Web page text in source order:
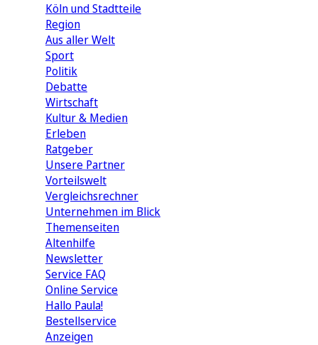
Köln und Stadtteile
Region
Aus aller Welt
Sport
Politik
Debatte
Wirtschaft
Kultur & Medien
Erleben
Ratgeber
Unsere Partner
Vorteilswelt
Vergleichsrechner
Unternehmen im Blick
Themenseiten
Altenhilfe
Newsletter
Service FAQ
Online Service
Hallo Paula!
Bestellservice
Anzeigen